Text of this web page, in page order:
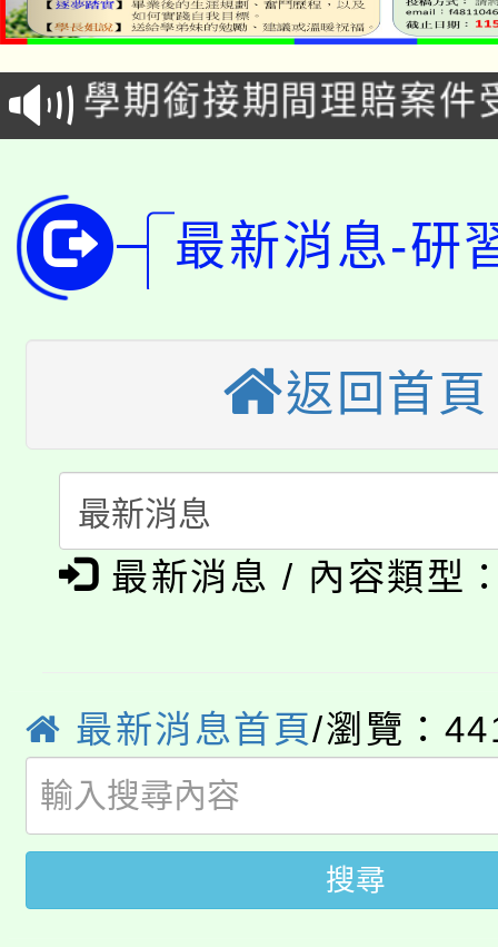
會
115年食農教育專業人
程
學期銜接期間理賠案件
學籍身 分審查程序及
版
淨零綠領人才培育課程
代理(課)教師甄選結果(
「2026金融保險知識
生本土語及新住民語歌
公告本校115學年度第
代理(課)教師甄選結果
公告本校115學年度第
代理(課)教師甄選結果(
轉知中國文化大學推廣
《TA101》溝通分析基
程，歡迎學生輔導中心
系所師生報名參加。
淨零綠生活教案入校路
會
115年食農教育專業人
學籍身 分審查程序及
版
公告本校115學年度第
代理(課)教師甄選結果(
「2026金融保險知識
桃園市115學年度學生
公告本校115學年度第
最新消息-研
返回首頁
最新消息 / 內容類型
最新消息首頁/瀏覽：
搜尋